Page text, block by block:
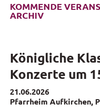
KOMMENDE
ARCHIV
Königliche
Konzerte um
21.06.2026
Pfarrheim Aufkirchen,